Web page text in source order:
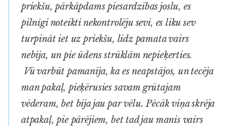
priekšu, pārkāpdams piesardzības joslu, es
pilnīgi noteikti nekontrolēju sevi, es liku sev
turpināt iet uz priekšu, līdz pamata vairs
nebija, un pie ūdens strūklām nepieķerties.
Vū varbūt pamanīja, ka es neapstājos, un tecēja
man pakaļ, pieķērusies savam grūtajam
vēderam, bet bija jau par vēlu. Pēcāk viņa skrēja
atpakaļ, pie pārējiem, bet tad jau manis vairs